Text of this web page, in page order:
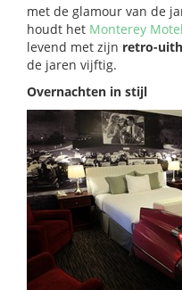
met de glamour van de
houdt het Monterey Motel
levend met zijn retro-
de jaren vijftig.
Overnachten in stijl